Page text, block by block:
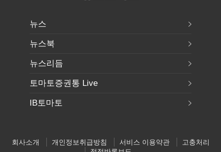
뉴스
뉴스북
뉴스리듬
토마토증권통 Live
IB토마토
회사소개 개인정보취급방침 서비스 이용약관
고충처리